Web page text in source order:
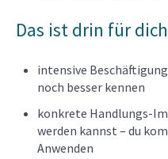
Das ist drin für dich
intensive
noch besser kennen
konkrete Handlungs-
werden kannst – du
Anwenden